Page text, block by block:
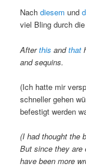
Nachdiesem und
viel Bling durch
Afterthis andthat
and sequins.
(Ich hatte mir
schneller gehen
befestigt werden
(I had thought the
But since they are
have been more